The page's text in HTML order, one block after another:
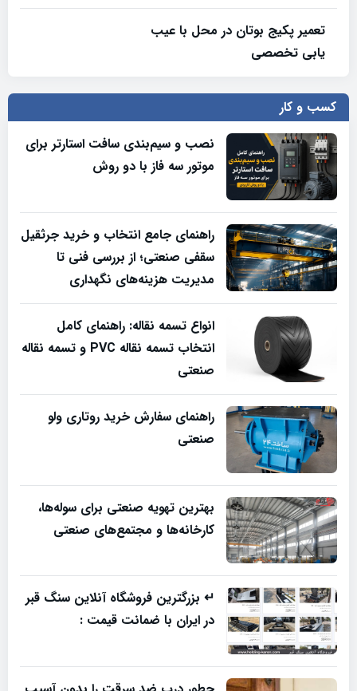
تعمیر پکیج بوتان در محل با عیب
یابی تخصصی
کسب و کار
نصب و سیم‌بندی سافت استارتر برای
موتور سه فاز با دو روش
راهنمای جامع انتخاب و خرید جرثقیل
سقفی صنعتی؛ از بررسی فنی تا
مدیریت هزینه‌های نگهداری
انواع تسمه نقاله: راهنمای کامل
انتخاب تسمه نقاله PVC و تسمه نقاله
صنعتی
راهنمای سفارش خرید روتاری ولو
صنعتی
بهترین تهویه صنعتی برای سوله‌ها،
کارخانه‌ها و مجتمع‌های صنعتی
↵ بزرگترین فروشگاه آنلاین سنگ قبر
در ایران با ضمانت قیمت :